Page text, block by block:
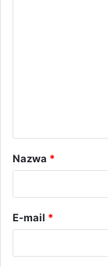
Nazwa *
E-mail *